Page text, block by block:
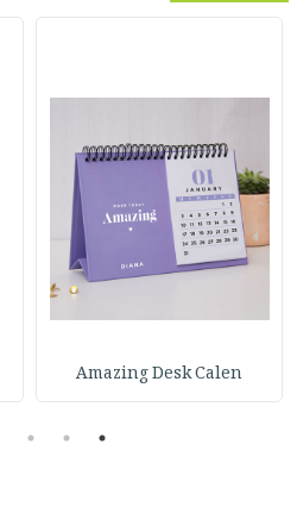
Amazing Desk Calen
1
2
3